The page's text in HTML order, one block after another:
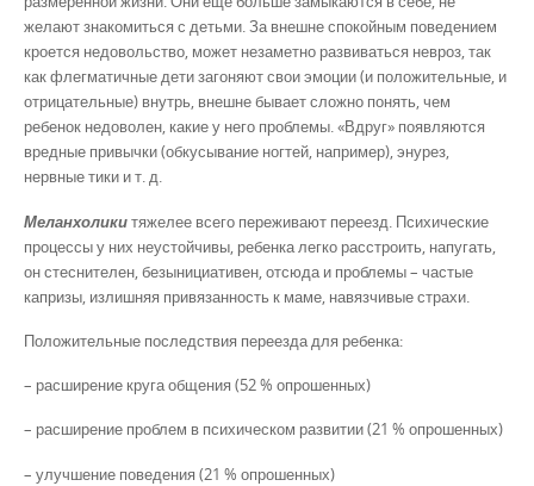
желают знакомиться с детьми. За внешне спокойным поведением
кроется недовольство, может незаметно развиваться невроз, так
как флегматичные дети загоняют свои эмоции (и положительные, и
отрицательные) внутрь, внешне бывает сложно понять, чем
ребенок недоволен, какие у него проблемы. «Вдруг» появляются
вредные привычки (обкусывание ногтей, например), энурез,
нервные тики и т. д.
Меланхоликитяжелее всего переживают переезд. Психические
процессы у них неустойчивы, ребенка легко расстроить, напугать,
он стеснителен, безынициативен, отсюда и проблемы – частые
капризы, излишняя привязанность к маме, навязчивые страхи.
Положительные последствия переезда для ребенка:
– расширение круга общения (52 % опрошенных)
– расширение проблем в психическом развитии (21 % опрошенных)
– улучшение поведения (21 % опрошенных)